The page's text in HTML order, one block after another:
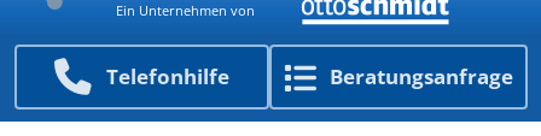
Telefon­hilfe Beratungs­anfrage
Ein Unternehmen von